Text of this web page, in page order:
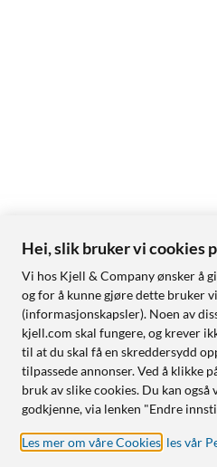
Hei, slik bruker vi cookies
Vi hos Kjell & Company ønsker å
og for å kunne gjøre dette bruker
(informasjonskapsler). Noen av
kjell.com skal fungere, og krever
til at du skal få en skreddersydd
tilpassede annonser. Ved å klikke
bruk av slike cookies. Du kan også
godkjenne, via lenken "Endre
Les mer om våre Cookies les vår